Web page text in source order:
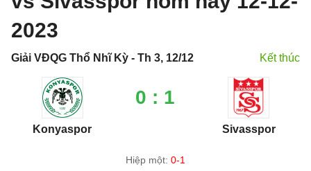
2023
Giải VĐQG Thổ Nhĩ Kỳ - Th 3, 12/12 Kết thúc
Konyaspor
0 : 1
Sivasspor
Hiệp một: 0-1